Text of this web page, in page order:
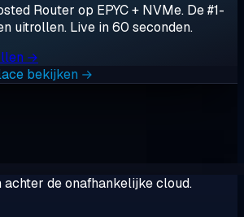
Router op EPYC + NVMe. De #1-
uitrollen. Live in 60 seconden.
→
bekijken →
achter de onafhankelijke cloud.